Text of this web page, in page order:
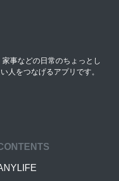
事などの日常のちょっとし
人をつなげるアプリです。